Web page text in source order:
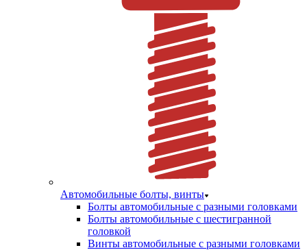
Автомобильные болты, винты
Болты автомобильные с разными головками
Болты автомобильные с шестигранной
головкой
Винты автомобильные с разными головками